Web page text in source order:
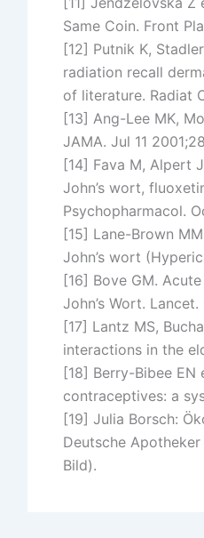
Same Coin. Front
[12] Putnik K,
radiation recall
of literature. Radiat
[13] Ang-Lee MK,
JAMA. Jul 11
[14] Fava M, Alpert
John’s wort,
Psychopharmacol.
[15] Lane-Brown
John’s wort
[16] Bove GM.
John’s Wort.
[17] Lantz MS,
interactions in the
[18] Berry-Bibee
contraceptives: a
[19] Julia Borsch:
Deutsche
Bild).